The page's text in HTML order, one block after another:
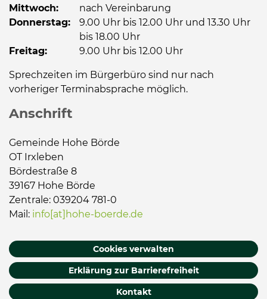
Mittwoch:
nach Vereinbarung
Donnerstag: 9.00 Uhr bis 12.00 Uhr und 13.30 Uhr
bis 18.00 Uhr
Freitag:
9.00 Uhr bis 12.00 Uhr
Sprechzeiten im Bürgerbüro sind nur nach
vorheriger Terminabsprache möglich.
Anschrift
Gemeinde Hohe Börde
OT Irxleben
Bördestraße 8
39167 Hohe Börde
Zentrale: 039204 781-0
Mail: info[at]hohe-boerde.de
Cookies verwalten
Erklärung zur Barrierefreiheit
Kontakt